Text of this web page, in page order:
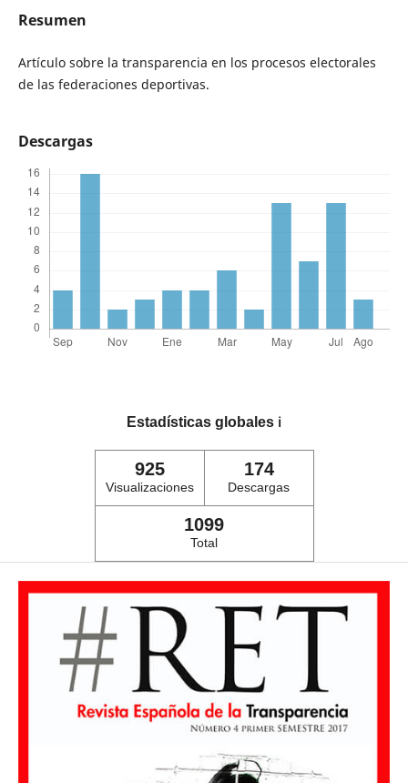
Resumen
Artículo sobre la transparencia en los procesos electorales
de las federaciones deportivas.
Descargas
Estadísticas globales ℹ️
925
Visualizaciones
174
Descargas
1099
Total